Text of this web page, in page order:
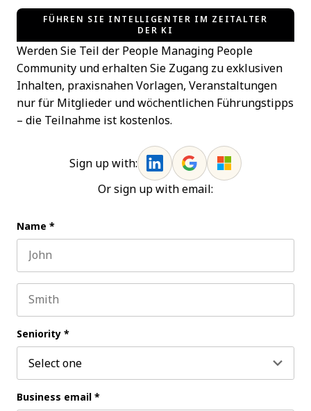
FÜHREN SIE INTELLIGENTER IM ZEITALTER
DER KI
Werden Sie Teil der People Managing People
Community und erhalten Sie Zugang zu exklusiven
Inhalten, praxisnahen Vorlagen, Veranstaltungen
nur für Mitglieder und wöchentlichen Führungstipps
– die Teilnahme ist kostenlos.
Sign up with:
Or sign up with email:
Name *
Seniority *
Business email *